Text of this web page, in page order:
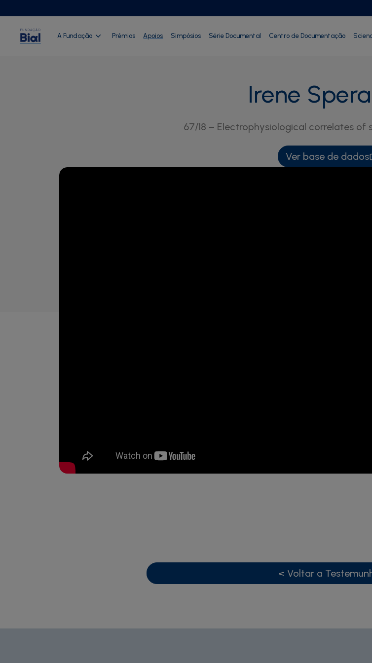
A Fundação Prémios Apoios Simpósios Série Documental Centro de Documentação
Irene
67/18 – Electrophysiological correlates
Ver base de dados
< Voltar a